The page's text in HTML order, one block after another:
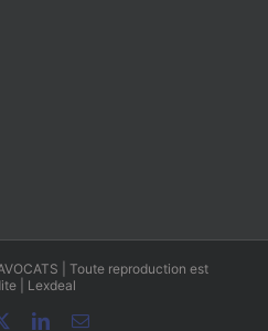
| Toute reproduction est
| Lexdeal
LinkedInEmail